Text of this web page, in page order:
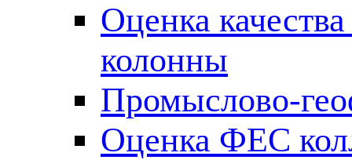
Оценка
колонны
Промыслово-
Оценка ФЕС